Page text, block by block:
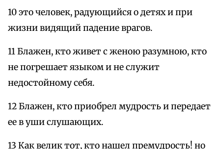
10 это человек, радующийся о детях и при
жизни видящий падение врагов.
11 Блажен, кто живет с женою разумною, кто
не погрешает языком и не служит
недостойному себя.
12 Блажен, кто приобрел мудрость и передает
ее в уши слушающих.
13 Как велик тот, кто нашел премудрость! но